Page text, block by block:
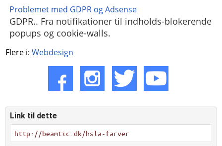
Problemet med GDPR og Adsense
GDPR.. Fra notifikationer til indholds-blokerende
popups og cookie-walls.
Flere i:Webdesign
Link til dette
http://beamtic.dk/hsla-farver